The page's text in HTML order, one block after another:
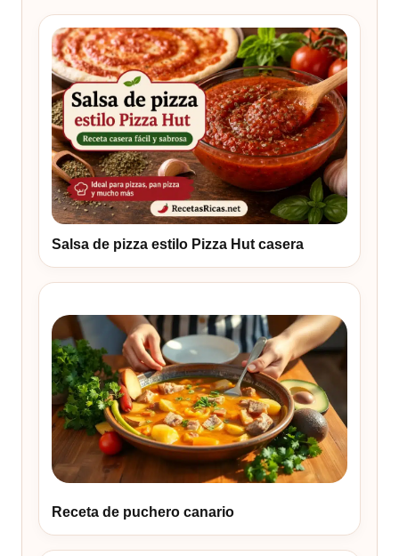
Salsa de pizza estilo Pizza Hut casera
Receta de puchero canario